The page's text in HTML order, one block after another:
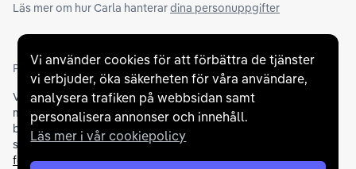
Vi använder cookies för att förbättra de tjänster
vi erbjuder, öka säkerheten för våra användare,
analysera trafiken på webbsidan samt
personalisera annonser och innehåll.
Läs mer i vår cookiepolicy
Läs mer om hur Carla hanterardina personuppgifter
Partners och betallösningar
Vi samarbetar medflertalet banker för att erbjuda dig bästa
möjliga finansieringslösning och stödjer en rad olika
betalningsmetoder. För att du ska känna dig trygg vid ditt köp
samarbetar vi med Folksam och AutoConcept gällande
försäkringar och garantier.